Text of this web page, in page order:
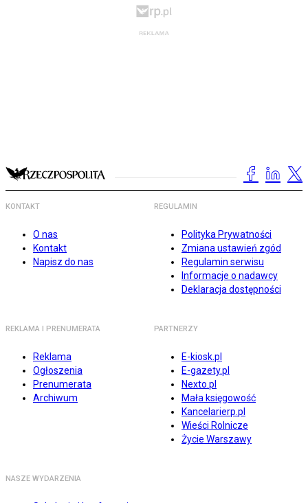
KONTAKT
O nas
Kontakt
Napisz do nas
REGULAMIN
Polityka Prywatności
Zmiana ustawień zgód
Regulamin serwisu
Informacje o nadawcy
Deklaracja dostępności
REKLAMA I PRENUMERATA
Reklama
Ogłoszenia
Prenumerata
Archiwum
PARTNERZY
E-kiosk.pl
E-gazety.pl
Nexto.pl
Mała księgowość
Kancelarierp.pl
Wieści Rolnicze
Życie Warszawy
NASZE WYDARZENIA